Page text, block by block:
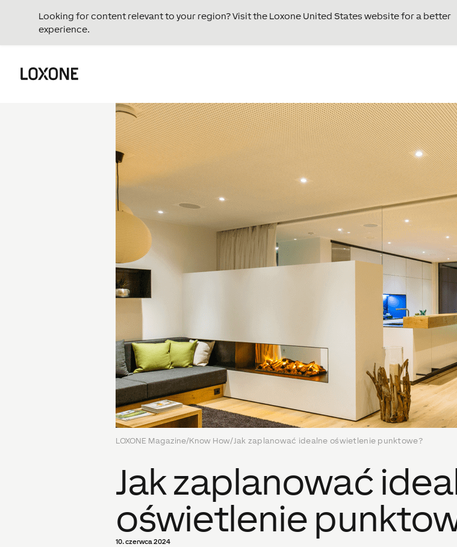
Looking for content relevant to your region? Visit the Loxone United States website for a better
experience.
LOXONE Magazine/Know How/Jak zaplanować idealne oświetlenie punktowe?
Jak zaplanować
oświetlenie
10. czerwca 2024